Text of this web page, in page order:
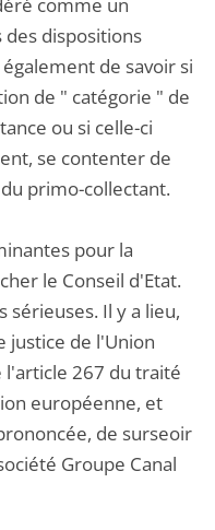
dispositions
de savoir si
de " catégorie " de
ou si celle-ci
se contenter de
primo-collectant.
pour la
le Conseil d'Etat.
sérieuses. Il y a lieu,
justice de l'Union
l'article 267 du traité
européenne, et
de surseoir
Groupe Canal